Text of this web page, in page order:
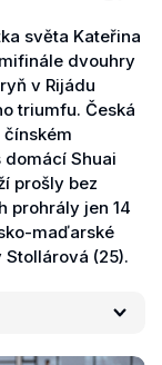
světa Kateřina
dvouhry
v Rijádu
triumfu. Česká
čínském
domácí Shuai
prošly bez
prohrály jen 14
maďarské
Stollárová (25).